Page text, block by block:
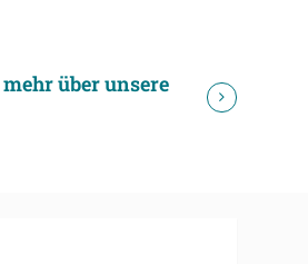
über unsere